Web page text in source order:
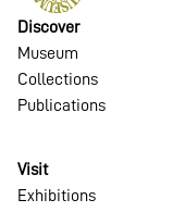
Discover
Museum
Collections
Publications
Visit
Exhibitions